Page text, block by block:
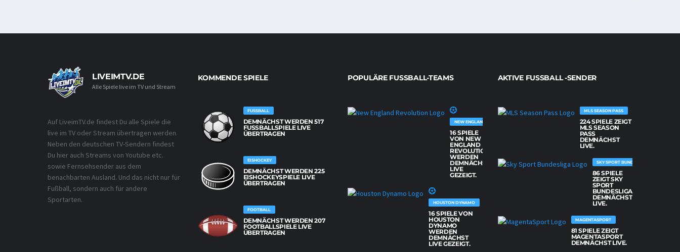
LIVEIMTV.DE
Alle Spiele live im TV und Stream
Auf LiveimTV.de findest Du alle Spiele die
live im TV oder Stream übertragen werden.
Neben den deutschen TV-Sendern findest
Du hier auch Streams von Youtube etc.
sowie Fernsehsender aus dem
benachbarten Ausland. Und das nicht nur für
Fußball, sondern auch für andere
Sportarten.
KOMMENDE SPIELE
FUSSBALL
DEMNÄCHST WERDEN 517
FUSSBALLSPIELE LIVE Ü
BERTRAGEN
EISHOCKEY
DEMNÄCHST WERDEN 225
EISHOCKEYSPIELE LIVE
ÜBERTRAGEN
FOOTBALL
DEMNÄCHST WERDEN 207
FOOTBALLSPIELE LIVE
ÜBERTRAGEN
POPULÄRE FUSSBALL-TEAMS
NEW ENGLAND REVOLUTION
16 SPIELE
VON NEW
ENGLAND
REVOLUTION
WERDEN
DEMNÄCHST
LIVE
GEZEIGT.
HOUSTON DYNAMO
16 SPIELE VON
HOUSTON
DYNAMO
WERDEN
DEMNÄCHST
LIVE GEZEIGT.
AKTIVE FUSSBALL -SENDER
MLS SEASON PASS
224 SPIELE ZEIGT
MLS SEASON
PASS
DEMNÄCHST
LIVE.
SKY SPORT BUNDESLIGA
86 SPIELE
ZEIGT SKY
SPORT
BUNDESLIGA
DEMNÄCHST
LIVE.
MAGENTASPORT
81 SPIELE ZEIGT
MAGENTASPORT
DEMNÄCHST LIVE.